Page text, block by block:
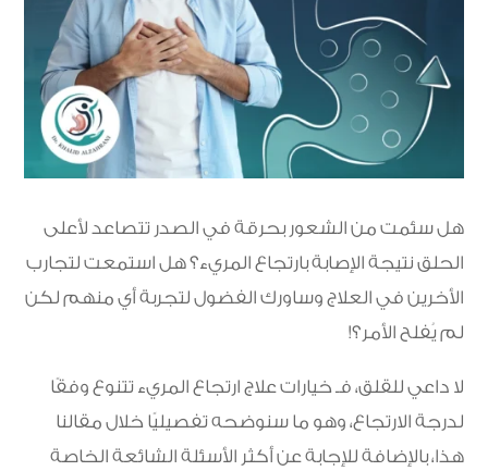
هل سئمت من الشعور بحرقة في الصدر تتصاعد لأعلى
الحلق نتيجة الإصابة بارتجاع المريء؟ هل استمعت لتجارب
الأخرين في العلاج وساورك الفضول لتجربة أي منهم لكن
لم يُفلح الأمر؟!
لا داعي للقلق، فـ خيارات علاج ارتجاع المريء تتنوع وفقًا
لدرجة الارتجاع، وهو ما سنوضحه تفصيليًا خلال مقالنا
هذا، بالإضافة للإجابة عن أكثر الأسئلة الشائعة الخاصة